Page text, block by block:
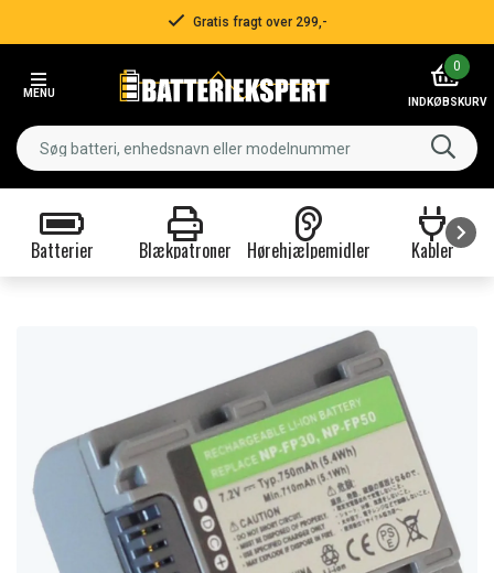
Gratis fragt over 299,-
MENU
0
INDKØBSKURV
Batterier Blækpatroner Hørehjælpemidler Kabler